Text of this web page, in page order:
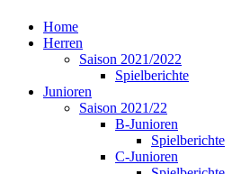
Home
Herren
Saison 2021/2022
Spielberichte
Junioren
Saison 2021/22
B-Junioren
Spielberichte
C-Junioren